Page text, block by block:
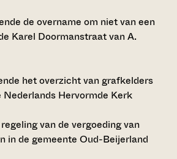
de overname om niet van een
Karel Doormanstraat van A.
het overzicht van grafkelders
Hervormde Kerk
van de vergoeding van
in de gemeente Oud-Beijerland